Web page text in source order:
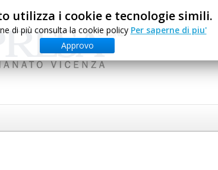
utilizza i cookie e tecnologie simili.
di più consulta la cookie policy Per saperne di piu'
Approvo